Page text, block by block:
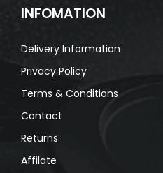
INFOMATION
Delivery Information
Privacy Policy
Terms & Conditions
Contact
Returns
Affilate